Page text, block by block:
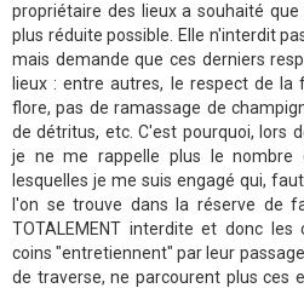
propriétaire des lieux a souhaité
plus réduite possible. Elle n'interdit
mais demande que ces derniers
lieux : entre autres, le respect de la
flore, pas de ramassage de
de détritus, etc. C'est pourquoi, lors
je ne me rappelle plus le nombre
lesquelles je me suis engagé qui,
l'on se trouve dans la réserve de
TOTALEMENT interdite et donc les
coins "entretiennent" par leur
de traverse, ne parcourent plus ces